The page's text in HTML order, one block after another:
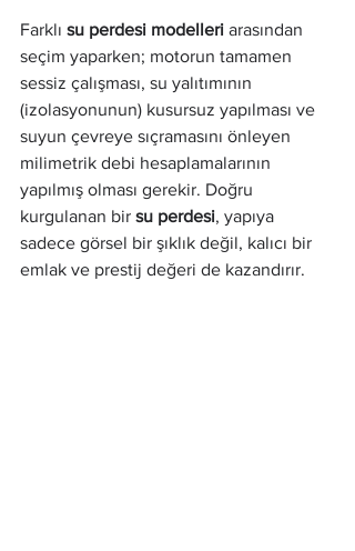
Farklı su perdesi modelleri arasından
seçim yaparken; motorun tamamen
sessiz çalışması, su yalıtımının
(izolasyonunun) kusursuz yapılması ve
suyun çevreye sıçramasını önleyen
milimetrik debi hesaplamalarının
yapılmış olması gerekir. Doğru
kurgulanan bir su perdesi, yapıya
sadece görsel bir şıklık değil, kalıcı bir
emlak ve prestij değeri de kazandırır.